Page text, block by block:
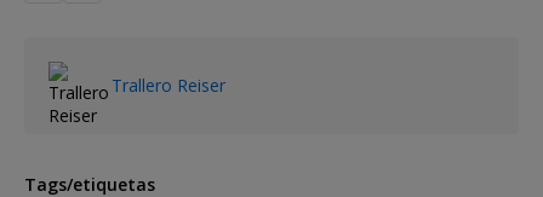
Trallero Reiser
Tags/etiquetas